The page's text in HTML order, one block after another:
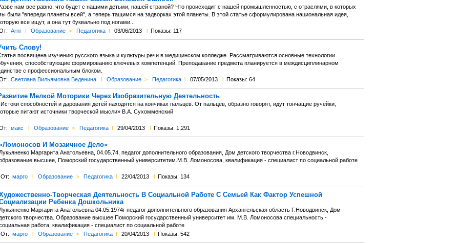
нам все равно, что будет с нашими детьми, нашей страной? Что происходит с нашей промышленностью, с отраслями, в которых
были "впереди планеты всей", а теперь тащимся на задворках этой планеты. В этой статье сформулирована национальная идея,
все ищут, а она тут буквально под ногами...
Arni l Образование > Педагогика l 03/06/2013 l Показы: 117
Слову!
посвящена изучению русского языка и культуры речи в медицинском колледже. Рассматриваются основные технологии
способствующие формированию ключевых компетенций. Преподавание предмета планируется в междисциплинарном
с профессиональным блоком.
Светлана Вильямовна Веденина l Образование > Педагогика l 07/05/2013 l Показы: 64
Мелкой Моторики Через Изобразительную Деятельность
способностей и дарования детей находятся на кончиках пальцев. От пальцев, образно говорят, идут тончащие ручейки,
питают источники творческой мысли» В.А. Сухомменский
макс l Образование > Педагогика l 29/04/2013 l Показы: 1,291
И Мозаичное Дело»
Маргарита Анатольевна, 04.05.74, педагог дополнительного образования, Дом детского творчества г.Новодвинск,
высшее, Поморский государственный университетим.М.В. Ломоносова, квалификация - специалист по социальной работе
От: марго l Образование > Педагогика l 22/04/2013 l Показы: 134
Творческая Деятельность В Социальной Работе С Семьей Как Фактор Успешной
Ребенка Дошкольника
Маргарита Анатольевна 04.05.1974г педагог дополнительного образования Архангельская область Г.Новодвинск, Дом
творчества. Образование высшее Поморский государственный университет им. М.В. Ломоносова специальность -
работа, квалификация - специалист по социальной работе
От: марго l Образование > Педагогика l 20/04/2013 l Показы: 542